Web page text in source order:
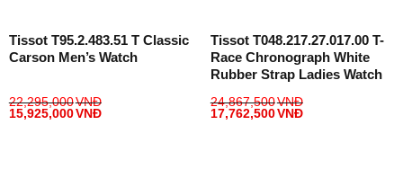
Tissot T95.2.483.51 T Classic
Carson Men’s Watch
22,295,000VNĐ
15,925,000VNĐ
Tissot T048.217.27.017.00 T-
Race Chronograph White
Rubber Strap Ladies Watch
24,867,500VNĐ
17,762,500VNĐ